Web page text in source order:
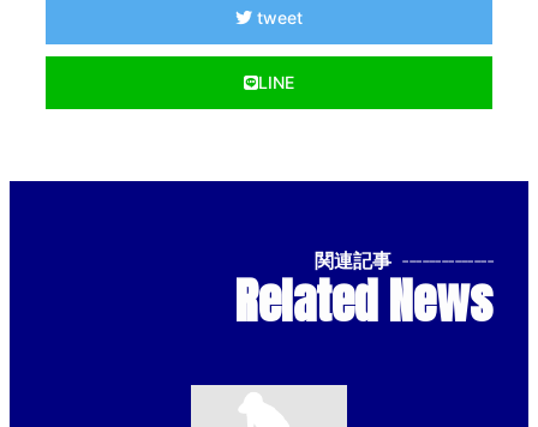
tweet
LINE
関連記事 --------------
Related News